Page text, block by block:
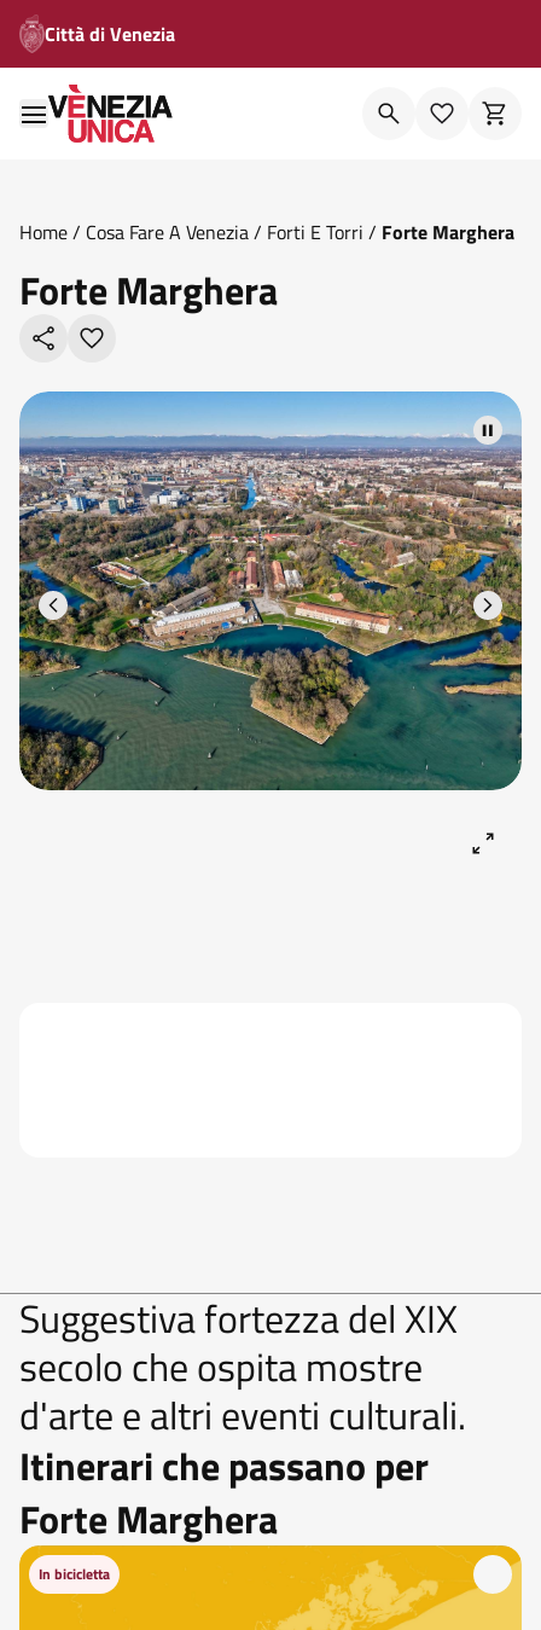
Città di Venezia
Home/ Cosa Fare A Venezia/ Forti E Torri / Forte Marghera
Forte Marghera
Suggestiva fortezza del XIX
secolo che ospita mostre
d'arte e altri eventi culturali.
Itinerari che passano per
Forte Marghera
In bicicletta